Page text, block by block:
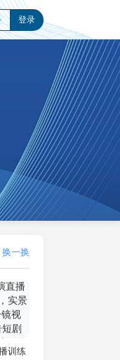
登录
换一换
训练